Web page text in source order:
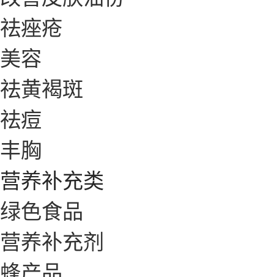
祛痤疮
美容
祛黄褐斑
祛痘
丰胸
营养补充类
绿色食品
营养补充剂